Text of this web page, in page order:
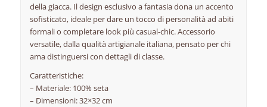
della giacca. Il design esclusivo a fantasia dona un accento
sofisticato, ideale per dare un tocco di personalità ad abiti
formali o completare look più casual-chic. Accessorio
versatile, dalla qualità artigianale italiana, pensato per chi
ama distinguersi con dettagli di classe.
Caratteristiche:
– Materiale: 100% seta
– Dimensioni: 32×32 cm